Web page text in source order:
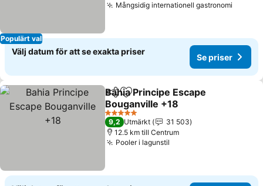
Populärt val
Mångsidig internationell gastronomi
Välj datum för att se exakta priser
Se priser
Dela Lägg till i Mina Favoriter
Bahia Principe Escape
Bouganville +18
5 Stjärnor
9,2 Utmärkt
31 503
12.5 km till Centrum
Pooler i lagunstil